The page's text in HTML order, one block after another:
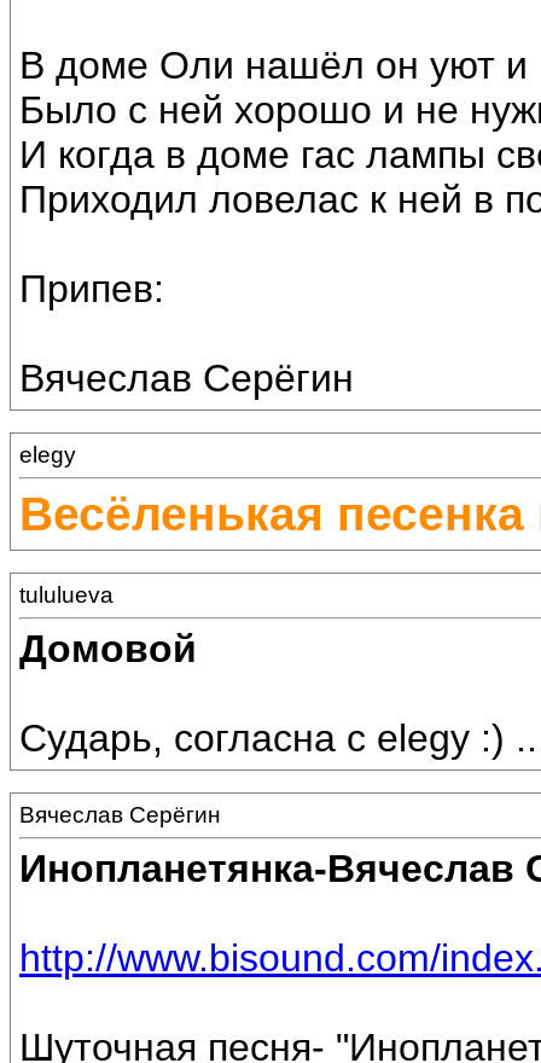
В доме Оли нашёл он уют и
Было с ней хорошо и не
И когда в доме гас лампы
Приходил ловелас к ней в
Припев:
Вячеслав Серёгин
elegy
Весёленькая
tululueva
Домовой
Сударь, согласна с elegy :)
Вячеслав Серёгин
Инопланетянка-Вячеслав
http://www.bisound.com/
Шуточная песня-